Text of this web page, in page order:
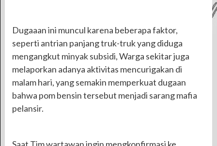
Dugaaan ini muncul karena beberapa faktor,
seperti antrian panjang truk-truk yang diduga
mengangkut minyak subsidi, Warga sekitar juga
melaporkan adanya aktivitas mencurigakan di
malam hari, yang semakin memperkuat dugaan
bahwa pom bensin tersebut menjadi sarang mafia
pelansir.